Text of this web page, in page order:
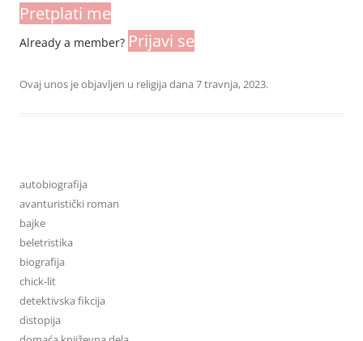
Pretplati me
Already a member? Prijavi se
Ovaj unos je objavljen u religija dana 7 travnja, 2023.
autobiografija
avanturistički roman
bajke
beletristika
biografija
chick-lit
detektivska fikcija
distopija